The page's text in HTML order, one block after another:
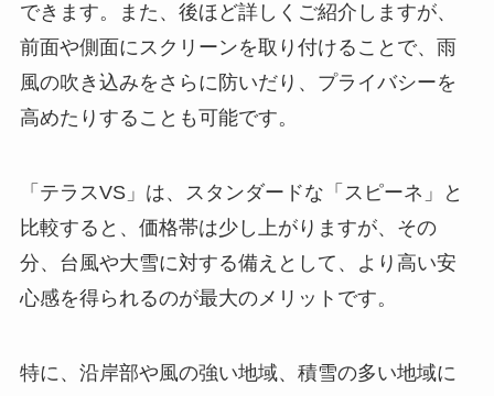
できます。また、後ほど詳しくご紹介しますが、
前面や側面にスクリーンを取り付けることで、雨
風の吹き込みをさらに防いだり、プライバシーを
高めたりすることも可能です。
「テラスVS」は、スタンダードな「スピーネ」と
比較すると、価格帯は少し上がりますが、その
分、台風や大雪に対する備えとして、より高い安
心感を得られるのが最大のメリットです。
特に、沿岸部や風の強い地域、積雪の多い地域に